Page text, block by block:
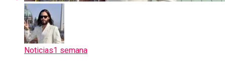
Noticias1 semana